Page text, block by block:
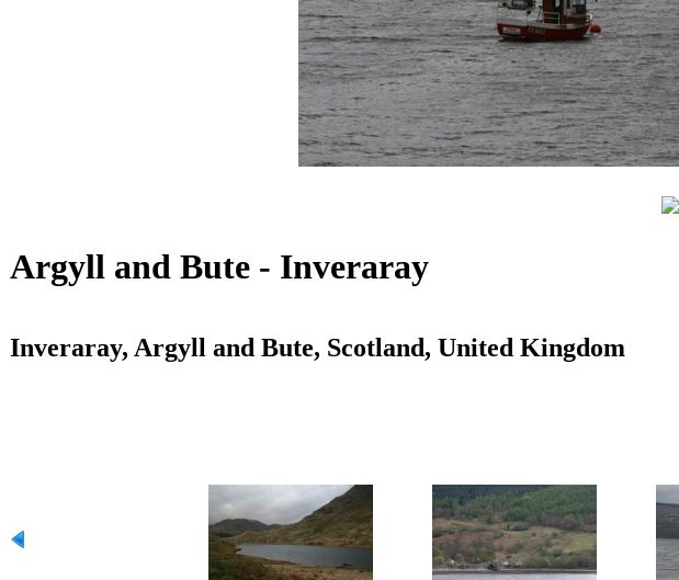
Argyll and Bute - Inveraray
Inveraray, Argyll and Bute, Scotland, United Kingdom